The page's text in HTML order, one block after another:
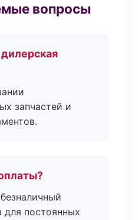
вопросы
запчастей и
для постоянных